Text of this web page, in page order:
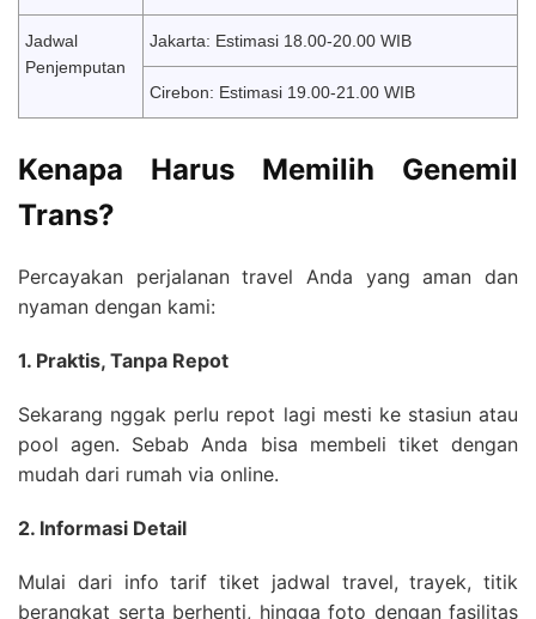
Jadwal
Penjemputan
Jakarta: Estimasi 18.00-20.00 WIB
Cirebon: Estimasi 19.00-21.00 WIB
Kenapa Harus Memilih Genemil
Trans?
Percayakan perjalanan travel Anda yang aman dan
nyaman dengan kami:
1. Praktis, Tanpa Repot
Sekarang nggak perlu repot lagi mesti ke stasiun atau
pool agen. Sebab Anda bisa membeli tiket dengan
mudah dari rumah via online.
2. Informasi Detail
Mulai dari info tarif tiket jadwal travel, trayek, titik
berangkat serta berhenti, hingga foto dengan fasilitas